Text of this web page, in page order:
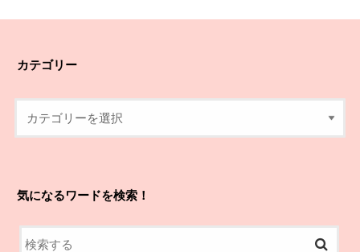
カテゴリー
気になるワードを検索！